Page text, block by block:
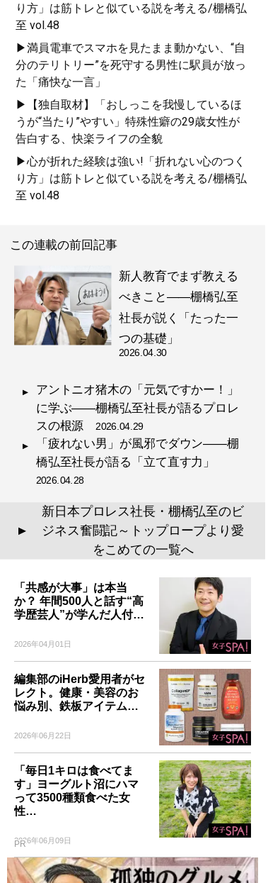
り方」は筋トレと似ている説を考える/棚橋弘
至 vol.48
▶満員電車でスマホを見たまま動かない、“自
分のテリトリー”を死守する男性に駅員が放っ
た「痛快な一言」
▶【独自取材】「おしっこを我慢しているほ
うが“当たり”やすい」特殊性癖の29歳女性が
告白する、快楽ライフの全貌
▶心が折れた経験は強い!「折れない心のつく
り方」は筋トレと似ている説を考える/棚橋弘
至 vol.48
この連載の前回記事
新人教育でまず教える
べきこと――棚橋弘至
社長が説く「たった一
つの基礎」
2026.04.30
アントニオ猪木の「元気ですかー！」
に学ぶ――棚橋弘至社長が語るプロレ
スの根源 2026.04.29
「疲れない男」が風邪でダウン――棚
橋弘至社長が語る「立て直す力」
2026.04.28
▲
新日本プロレス社長・棚橋弘至のビ
ジネス奮闘記～トップロープより愛
をこめての一覧へ
「共感が大事」は本当
か？ 年間500人と話す“高
学歴芸人”が学んだ人付…
2026年04月01日
編集部のiHerb愛用者がセ
レクト。健康・美容のお
悩み別、鉄板アイテム…
2026年06月22日
「毎日1キロは食べてま
す」ヨーグルト沼にハマ
って3500種類食べた女
性…
2026年06月09日
PR